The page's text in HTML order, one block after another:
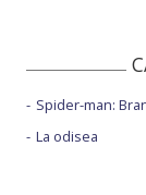
Spider-man:
La odisea